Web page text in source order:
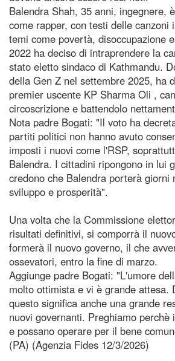
Balendra Shah, 35 anni, ingegnere,
come rapper, con testi delle canzoni
temi come povertà, disoccupazione
2022 ha deciso di intraprendere la
stato eletto sindaco di Kathmandu.
della Gen Z nel settembre 2025, ha
premier uscente KP Sharma Oli ,
circoscrizione e battendolo
Nota padre Bogati: "Il voto ha
partiti politici non hanno avuto
imposti i nuovi come l'RSP,
Balendra. I cittadini ripongono in lui
credono che Balendra porterà giorni
sviluppo e prosperità".
Una volta che la Commissione
risultati definitivi, si comporrà il
formerà il nuovo governo, il che
ossevatori, entro la fine di marzo.
Aggiunge padre Bogati: "L'umore
molto ottimista e vi è grande attesa.
questo significa anche una grande
nuovi governanti. Preghiamo
e possano operare per il bene
(PA) (Agenzia Fides 12/3/2026)